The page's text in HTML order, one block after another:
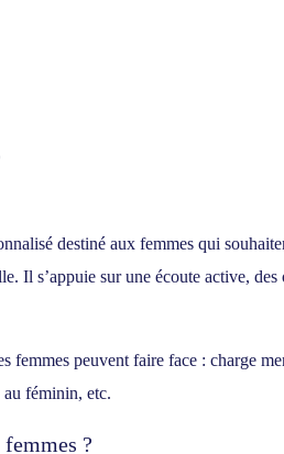
destiné aux femmes qui
Il s’appuie sur une écoute active,
femmes peuvent faire face : charge
féminin, etc.
?